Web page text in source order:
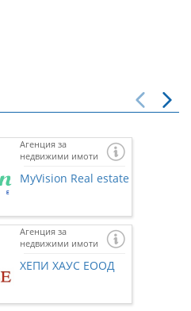
Агенция за
недвижими имоти
MyVision Real estate
Агенция за
недвижими имоти
ХЕПИ ХАУС ЕООД